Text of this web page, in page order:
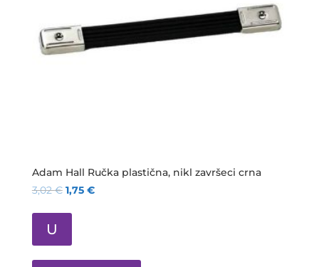
Adam Hall Ručka plastična, nikl završeci crna
3,02€ 1,75 €
U